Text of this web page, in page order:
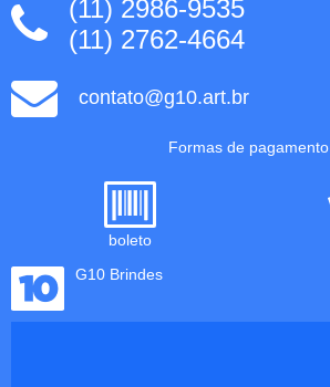
(11) 2986-9535
(11) 2762-4664
contato@g10.art.br
Formas de pagamento
boleto
G10 Brindes